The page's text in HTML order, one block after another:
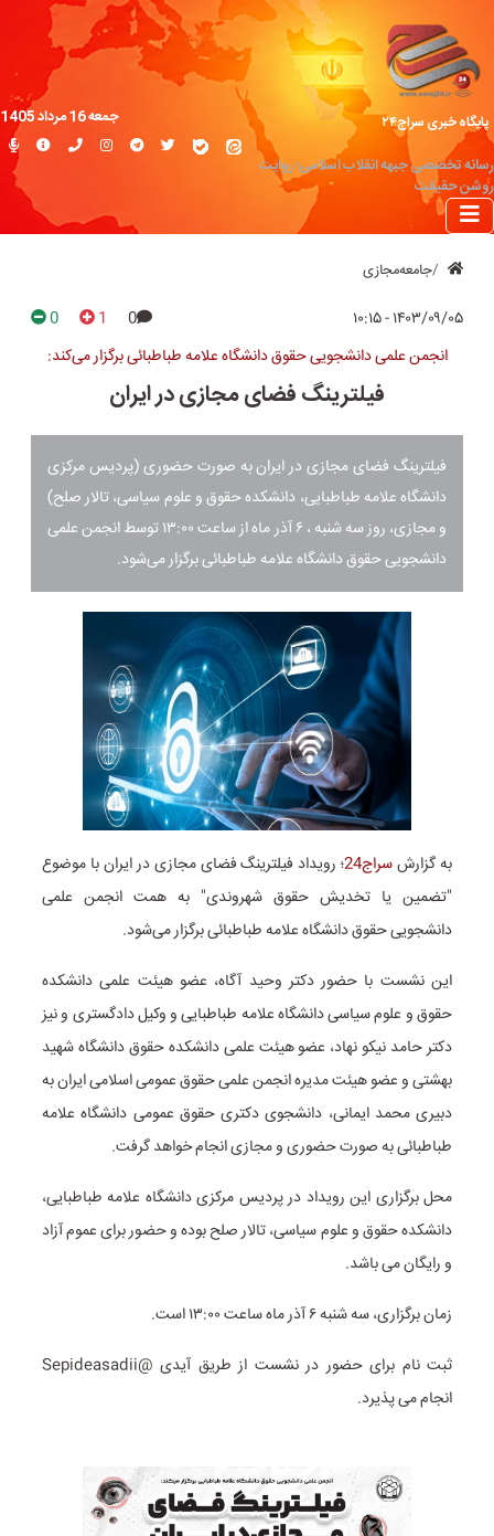
پایگاه خبری سراج۲۴
رسانه تخصصی جبهه انقلاب اسلامی؛ روایت
روشن حقیقت
جمعه 16 مرداد 1405
جامعه‌مجازی
۱۴۰۳/۰۹/۰۵ - ۱۰:۱۵ 0
1
0
انجمن علمی دانشجویی حقوق دانشگاه علامه طباطبائی برگزار می‌کند:
فیلترینگ فضای مجازی در ایران
فیلترینگ فضای مجازی در ایران به صورت حضوری (پردیس مرکزی
دانشگاه علامه طباطبایی، دانشکده حقوق و علوم سیاسی، تالار صلح)
و مجازی، روز سه شنبه ، ۶ آذر ماه از ساعت ۱۳:۰۰ توسط انجمن علمی
دانشجویی حقوق دانشگاه علامه طباطبائی برگزار می‌شود.
به گزارشسراج24
؛ رویداد فیلترینگ فضای مجازی در ایران با موضوع
"تضمین یا تخدیش حقوق شهروندی" به همت انجمن علمی
دانشجویی حقوق دانشگاه علامه طباطبائی برگزار می‌شود.
این نشست با حضور دکتر وحید آگاه، عضو هیئت علمی دانشکده
حقوق و علوم سیاسی دانشگاه علامه طباطبایی و وکیل دادگستری و نیز
دکتر حامد نیکو نهاد، عضو هیئت علمی دانشکده حقوق دانشگاه شهید
بهشتی و عضو هیئت مدیره انجمن علمی حقوق عمومی اسلامی ایران به
دبیری محمد ایمانی، دانشجوی دکتری حقوق عمومی دانشگاه علامه
طباطبائی به صورت حضوری و مجازی انجام خواهد گرفت.
محل برگزاری این رویداد در پردیس مرکزی دانشگاه علامه طباطبایی،
دانشکده حقوق و علوم سیاسی، تالار صلح بوده و حضور برای عموم آزاد
و رایگان می باشد.
زمان برگزاری، سه شنبه ۶ آذر ماه ساعت ۱۳:۰۰ است.
ثبت نام برای حضور در نشست از طریق آیدی @Sepideasadii
انجام می پذیرد.